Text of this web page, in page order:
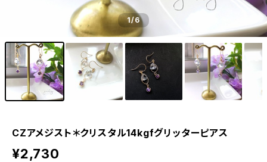
1/6
CZアメジスト＊クリスタル14kgfグリッターピアス
¥2,730